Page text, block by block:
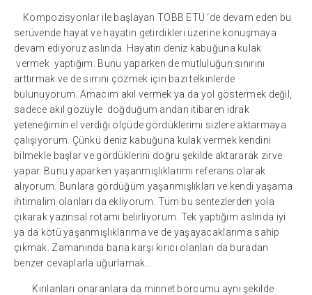
Kompozisyonlar ile başlayan TOBB ETÜ ‘de devam eden bu
serüvende hayat ve hayatın getirdikleri üzerine konuşmaya
devam ediyoruz aslında. Hayatın deniz kabuğuna kulak
vermek yaptığım. Bunu yaparken de mutluluğun sınırını
arttırmak ve de sırrını çözmek için bazı telkinlerde
bulunuyorum. Amacım akıl vermek ya da yol göstermek değil,
sadece akıl gözüyle doğduğum andan itibaren idrak
yeteneğimin el verdiği ölçüde gördüklerimi sizlere aktarmaya
çalışıyorum. Çünkü deniz kabuğuna kulak vermek kendini
bilmekle başlar ve gördüklerini doğru şekilde aktararak zirve
yapar. Bunu yaparken yaşanmışlıklarımı referans olarak
alıyorum. Bunlara gördüğüm yaşanmışlıkları ve kendi yaşama
ihtimalim olanları da ekliyorum. Tüm bu sentezlerden yola
çıkarak yazınsal rotamı belirliyorum. Tek yaptığım aslında iyi
ya da kötü yaşanmışlıklarıma ve de yaşayacaklarıma sahip
çıkmak. Zamanında bana karşı kırıcı olanları da buradan
benzer cevaplarla uğurlamak…
Kırılanları onaranlara da minnet borcumu aynı şekilde